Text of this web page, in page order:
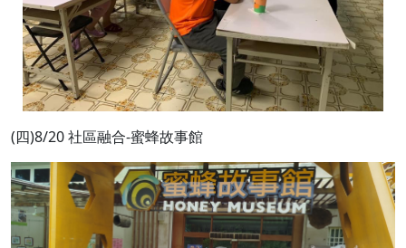
(四)8/20 社區融合-蜜蜂故事館